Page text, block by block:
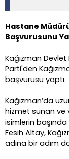
Hastane
Başvurusunu
Kağızman
Parti'den
başvurusu yaptı.
Kağızman’da
hizmet sunan ve
isimlerin
Fesih Altay,
adına bir adım